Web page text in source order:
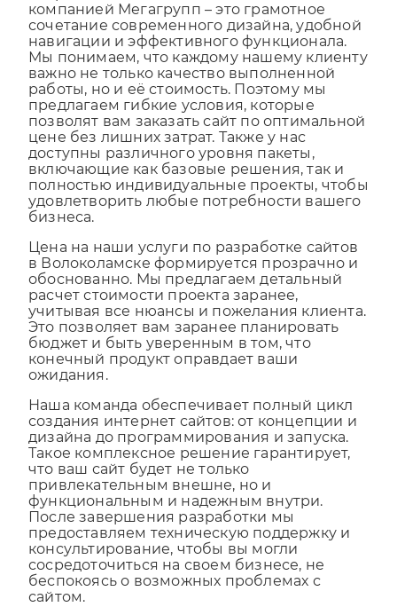
Разработка сайтов в Волоколамске с
компанией Мегагрупп – это грамотное
сочетание современного дизайна, удобной
навигации и эффективного функционала.
Мы понимаем, что каждому нашему клиенту
важно не только качество выполненной
работы, но и её стоимость. Поэтому мы
предлагаем гибкие условия, которые
позволят вам заказать сайт по оптимальной
цене без лишних затрат. Также у нас
доступны различного уровня пакеты,
включающие как базовые решения, так и
полностью индивидуальные проекты, чтобы
удовлетворить любые потребности вашего
Цена на наши услуги по разработке сайтов
в Волоколамске формируется прозрачно и
обоснованно. Мы предлагаем детальный
расчет стоимости проекта заранее,
учитывая все нюансы и пожелания клиента.
Это позволяет вам заранее планировать
бюджет и быть уверенным в том, что
конечный продукт оправдает ваши
Наша команда обеспечивает полный цикл
создания интернет сайтов: от концепции и
дизайна до программирования и запуска.
Такое комплексное решение гарантирует,
что ваш сайт будет не только
привлекательным внешне, но и
функциональным и надежным внутри.
После завершения разработки мы
предоставляем техническую поддержку и
консультирование, чтобы вы могли
сосредоточиться на своем бизнесе, не
беспокоясь о возможных проблемах с